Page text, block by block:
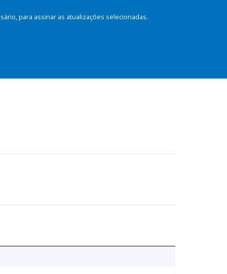
para assinar as atualizações selecionadas.